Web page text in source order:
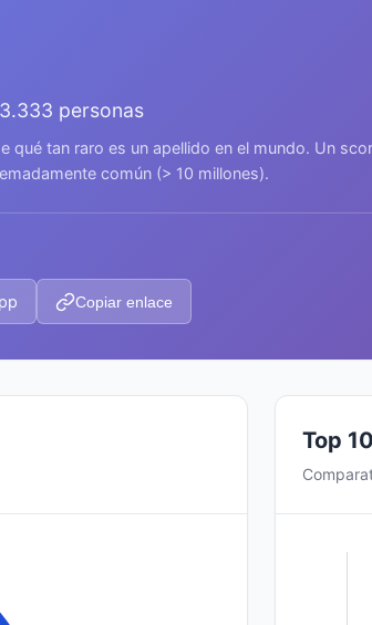
personas
qué tan raro es un apellido en el mundo. Un
común (> 10 millones).
Copiar enlace
Top